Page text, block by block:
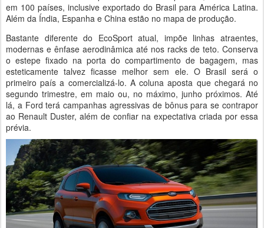
em 100 países, inclusive exportado do Brasil para América Latina.
Além da Índia, Espanha e China estão no mapa de produção.
Bastante diferente do EcoSport atual, impõe linhas atraentes,
modernas e ênfase aerodinâmica até nos racks de teto. Conserva
o estepe fixado na porta do compartimento de bagagem, mas
esteticamente talvez ficasse melhor sem ele. O Brasil será o
primeiro país a comercializá-lo. A coluna aposta que chegará no
segundo trimestre, em maio ou, no máximo, junho próximos. Até
lá, a Ford terá campanhas agressivas de bônus para se contrapor
ao Renault Duster, além de confiar na expectativa criada por essa
prévia.